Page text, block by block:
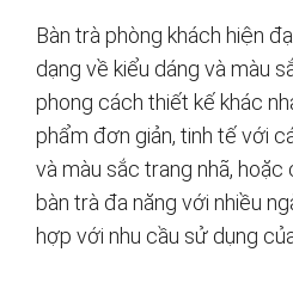
Bàn trà phòng khách hiện
dạng về kiểu dáng và màu
phong cách thiết kế khác
phẩm đơn giản, tinh tế với
và màu sắc trang nhã, hoặc
bàn trà đa năng với nhiều
hợp với nhu cầu sử dụng